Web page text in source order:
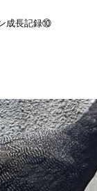
成長記録⑩